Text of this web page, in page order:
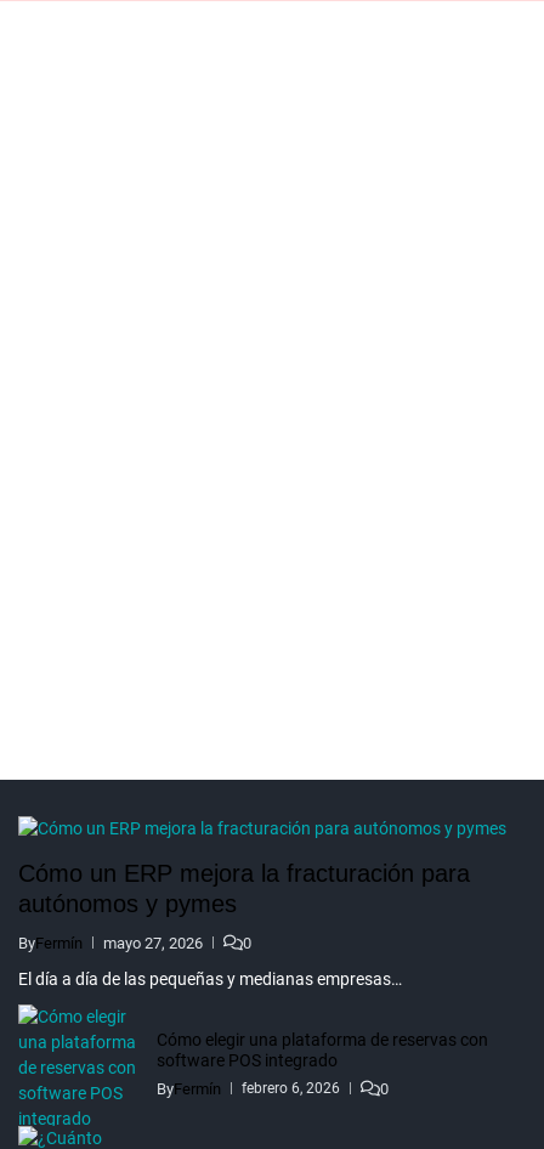
Cómo un ERP mejora la fracturación para
autónomos y pymes
ByFermín mayo 27, 2026 0
El día a día de las pequeñas y medianas empresas…
Cómo elegir una plataforma de reservas con
software POS integrado
ByFermín febrero 6, 2026 0